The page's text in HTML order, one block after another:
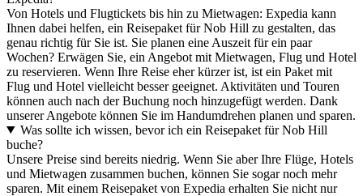
Von Hotels und Flugtickets bis hin zu Mietwagen: Expedia kann
Ihnen dabei helfen, ein Reisepaket für Nob Hill zu gestalten, das
genau richtig für Sie ist. Sie planen eine Auszeit für ein paar
Wochen? Erwägen Sie, ein Angebot mit Mietwagen, Flug und Hotel
zu reservieren. Wenn Ihre Reise eher kürzer ist, ist ein Paket mit
Flug und Hotel vielleicht besser geeignet. Aktivitäten und Touren
können auch nach der Buchung noch hinzugefügt werden. Dank
unserer Angebote können Sie im Handumdrehen planen und sparen.
Was sollte ich wissen, bevor ich ein Reisepaket für Nob Hill
buche?
Unsere Preise sind bereits niedrig. Wenn Sie aber Ihre Flüge, Hotels
und Mietwagen zusammen buchen, können Sie sogar noch mehr
sparen. Mit einem Reisepaket von Expedia erhalten Sie nicht nur